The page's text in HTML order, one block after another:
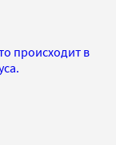
происходит в